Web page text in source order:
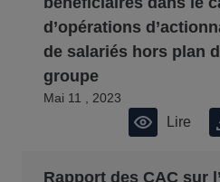
d’opérations
de salariés hors plan
groupe
Mai 11 , 2023
Lire
Rapport des CAC sur